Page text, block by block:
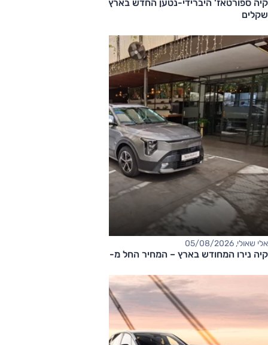
שקלים
אלי שאולי, 05/08/2026
קיה נירו המחודש בארץ – המחיר החל מ-177,000 שקלים